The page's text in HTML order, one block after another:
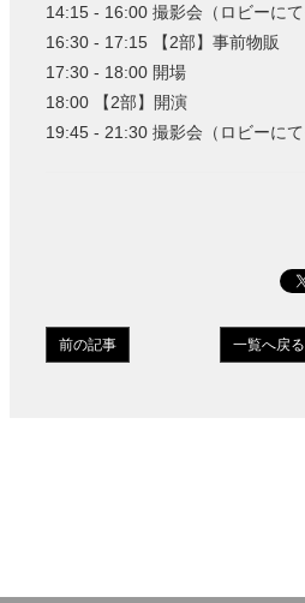
14:15 - 16:00 撮影会（ロビーにて
16:30 - 17:15 【2部】事前物販
17:30 - 18:00 開場
18:00 【2部】開演
19:45 - 21:30 撮影会（ロビーにて
一覧へ戻る
前の記事